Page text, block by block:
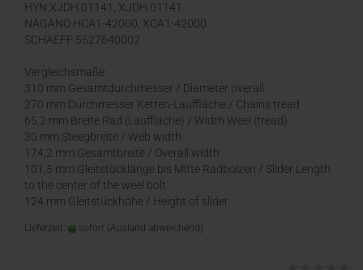
HYN.XJDH.01141, XJDH.01141
NAGANO HCA1-42000, XCA1-42000
SCHAEFF 5527640002
Vergleichsmaße:
310 mm Gesamtdurchmesser / Diameter overall
270 mm Durchmesser Ketten-Lauffläche / Chains tread
65,2 mm Breite Rad (Lauffläche) / Width Weel (tread)
30 mm Steegbreite / Web width
174,2 mm Gesamtbreite / Overall width
101,5 mm Gleitstücklänge bis Mitte Radbolzen / Slider Length
to the center of the weel bolt
124 mm Gleitstückhöhe / Height of slider
Lieferzeit: sofort (Ausland abweichend)